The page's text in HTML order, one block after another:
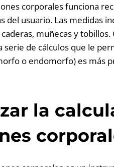
corporales funciona
del usuario. Las medidas
muñecas y
serie de cálculos que le
o endomorfo) es más
la